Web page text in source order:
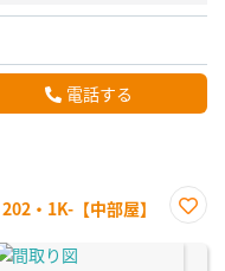
電話する
・1K-【中部屋】
に入